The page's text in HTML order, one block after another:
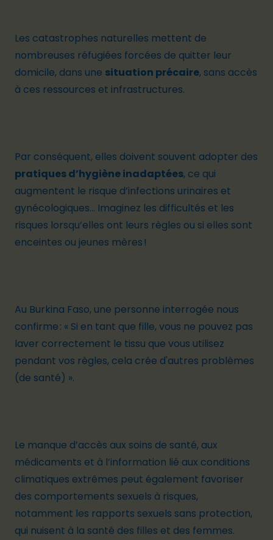
Les catastrophes naturelles mettent de
nombreuses réfugiées forcées de quitter leur
domicile, dans une situation précaire, sans accès
à ces ressources et infrastructures.
Par conséquent, elles doivent souvent adopter des
pratiques d’hygiène inadaptées, ce qui
augmentent le risque d’infections urinaires et
gynécologiques… Imaginez les difficultés et les
risques lorsqu’elles ont leurs règles ou si elles sont
enceintes ou jeunes mères !
Au Burkina Faso, une personne interrogée nous
confirme : « Si en tant que fille, vous ne pouvez pas
laver correctement le tissu que vous utilisez
pendant vos règles, cela crée d'autres problèmes
(de santé) ».
Le manque d’accès aux soins de santé, aux
médicaments et à l’information lié aux conditions
climatiques extrêmes peut également favoriser
des comportements sexuels à risques,
notamment les rapports sexuels sans protection,
qui nuisent à la santé des filles et des femmes.